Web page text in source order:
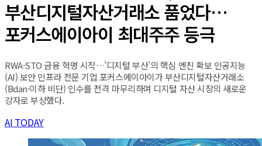
부산디지털자산거래소 품었다…
포커스에이아이 최대주주 등극
RWA·STO 금융 혁명 시작…'디지털 부산'의 핵심 엔진 확보 인공지능
(AI) 보안 인프라 전문 기업 포커스에이아이가 부산디지털자산거래소
(Bdan·이하 비단) 인수를 전격 마무리하며 디지털 자산 시장의 새로운
강자로 부상했다.
AI TODAY